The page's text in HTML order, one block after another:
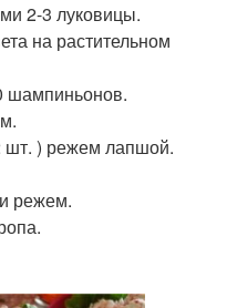
2-3 луковицы.
на растительном
шампиньонов.
шт. ) режем лапшой.
режем.